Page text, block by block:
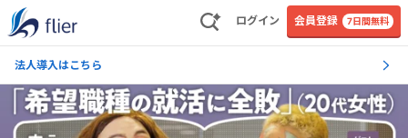
ログイン 会員登録 7日間無料
法人導入はこちら